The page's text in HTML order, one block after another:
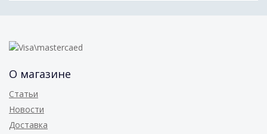
О магазине
Статьи
Новости
Доставка